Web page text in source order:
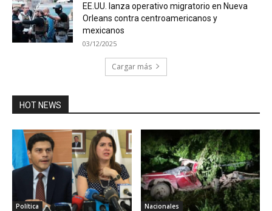
EE.UU. lanza operativo migratorio en Nueva
Orleans contra centroamericanos y
mexicanos
03/12/2025
Cargar más
HOT NEWS
Política Nacionales